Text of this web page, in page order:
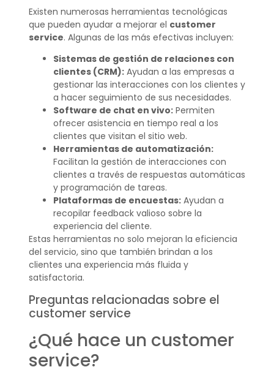
Existen numerosas herramientas tecnológicas
que pueden ayudar a mejorar el customer
service. Algunas de las más efectivas incluyen:
Sistemas de gestión de relaciones con
clientes (CRM):Ayudan a las empresas a
gestionar las interacciones con los clientes y
a hacer seguimiento de sus necesidades.
Software de chat en vivo:Permiten
ofrecer asistencia en tiempo real a los
clientes que visitan el sitio web.
Herramientas de automatización:
Facilitan la gestión de interacciones con
clientes a través de respuestas automáticas
y programación de tareas.
Plataformas de encuestas:Ayudan a
recopilar feedback valioso sobre la
experiencia del cliente.
Estas herramientas no solo mejoran la eficiencia
del servicio, sino que también brindan a los
clientes una experiencia más fluida y
satisfactoria.
Preguntas relacionadas sobre el
customer service
¿Qué hace un customer
service?